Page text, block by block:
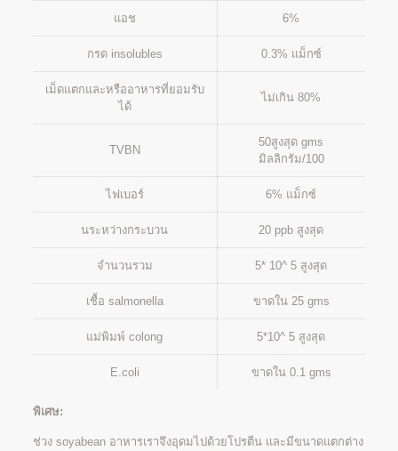
แอช 6%
กรด insolubles 0.3% แม็กซ์
เม็ดแตกและหรืออาหารที่ยอมรับ
ได้
ไม่เกิน 80%
TVBN
50สูงสุด gms
มิลลิกรัม/100
ไฟเบอร์ 6% แม็กซ์
นระหว่างกระบวน 20 ppb สูงสุด
จำนวนรวม 5* 10^ 5 สูงสุด
เชื้อ salmonella ขาดใน 25 gms
แม่พิมพ์ colong 5*10^ 5 สูงสุด
E.coli ขาดใน 0.1 gms
พิเศษ:
ช่วง soyabean อาหารเราจึงอุดมไปด้วยโปรตีน และมีขนาดแตกต่าง